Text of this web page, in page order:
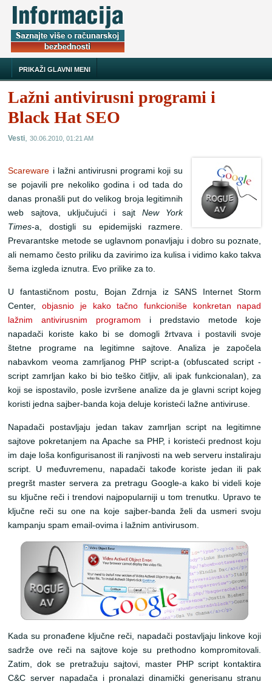
PRIKAŽI GLAVNI MENI
Lažni antivirusni programi i
Black Hat SEO
Vesti,30.06.2010, 01:21 AM
Scareware i lažni antivirusni programi koji su
se pojavili pre nekoliko godina i od tada do
danas pronašli put do velikog broja legitimnih
web sajtova, uključujući i sajtNew York
Times-a, dostigli su epidemijski razmere.
Prevarantske metode se uglavnom ponavljaju i dobro su poznate,
ali nemamo često priliku da zavirimo iza kulisa i vidimo kako takva
šema izgleda iznutra. Evo prilike za to.
U fantastičnom postu, Bojan Zdrnja iz SANS Internet Storm
Center,objasnio je kako tačno funkcioniše konkretan napad
lažnim antivirusnim programom i predstavio metode koje
napadači koriste kako bi se domogli žrtvava i postavili svoje
štetne programe na legitimne sajtove. Analiza je započela
nabavkom veoma zamrljanog PHP script-a (obfuscated script -
script zamrljan kako bi bio teško čitljiv, ali ipak funkcionalan), za
koji se ispostavilo, posle izvršene analize da je glavni script kojeg
koristi jedna sajber-banda koja deluje koristeći lažne antiviruse.
Napadači postavljaju jedan takav zamrljan script na legitimne
sajtove pokretanjem na Apache sa PHP, i koristeći prednost koju
im daje loša konfigurisanost ili ranjivosti na web serveru instaliraju
script. U međuvremenu, napadači takođe koriste jedan ili pak
pregršt master servera za pretragu Google-a kako bi videli koje
su ključne reči i trendovi najpopularniji u tom trenutku. Upravo te
ključne reči su one na koje sajber-banda želi da usmeri svoju
kampanju spam email-ovima i lažnim antivirusom.
Kada su pronađene ključne reči, napadači postavljaju linkove koji
sadrže ove reči na sajtove koje su prethodno kompromitovali.
Zatim, dok se pretražuju sajtovi, master PHP script kontaktira
C&C server napadača i pronalazi dinamički generisanu stranu